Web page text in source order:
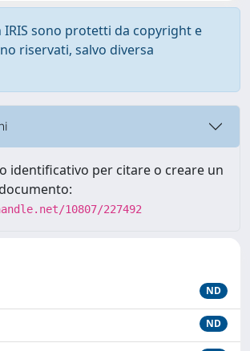
sono protetti da copyright e
riservati, salvo diversa
identificativo per citare o creare un
10807/227492
ND
ND